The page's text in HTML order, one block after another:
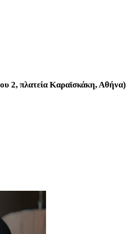
2, πλατεία Καραϊσκάκη, Αθήνα)